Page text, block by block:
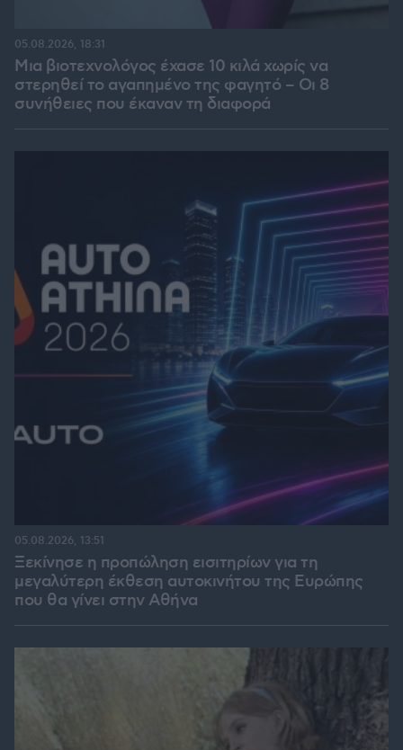
Μια βιοτεχνολόγος έχασε 10 κιλά χωρίς να
στερηθεί το αγαπημένο της φαγητό – Οι 8
συνήθειες που έκαναν τη διαφορά
05.08.2026, 18:31
Ξεκίνησε η προπώληση εισιτηρίων για τη
μεγαλύτερη έκθεση αυτοκινήτου της Ευρώπης
που θα γίνει στην Αθήνα
05.08.2026, 13:51